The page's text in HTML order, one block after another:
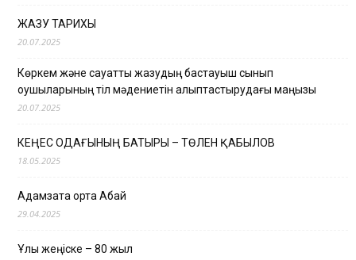
ЖАЗУ ТАРИХЫ
20.07.2025
Көркем және сауатты жазудың бастауыш сынып
оқушыларының тіл мәдениетін қалыптастырудағы маңызы
20.07.2025
КЕҢЕС ОДАҒЫНЫҢ БАТЫРЫ – ТӨЛЕН ҚАБЫЛОВ
18.05.2025
Адамзатқа ортақ Абай
29.04.2025
Ұлы жеңіске – 80 жыл